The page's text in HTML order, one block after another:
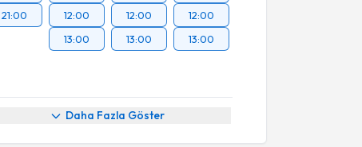
21:00
12:00
13:00
12:00
13:00
12:00
13:00
Daha Fazla Göster